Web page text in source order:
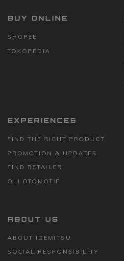
BUY ONLINE
SHOPEE
TOKOPEDIA
EXPERIENCES
FIND THE RIGHT PRODUCT
PROMOTION & UPDATES
FIND RETAILER
OLI OTOMOTIF
ABOUT US
ABOUT IDEMITSU
SOCIAL RESPONSIBILITY